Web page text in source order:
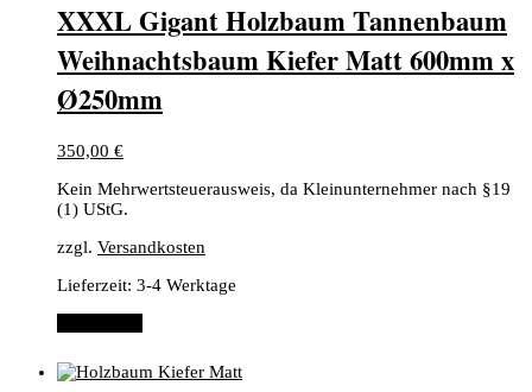
Die
Optionen
können
auf
XXXL Gigant Holzbaum Tannenbaum
Weihnachtsbaum Kiefer Matt 600mm x
Ø250mm
350,00 €
Kein Mehrwertsteuerausweis, da Kleinunternehmer nach §19
(1) UStG.
zzgl. Versandkosten
Lieferzeit: 3-4 Werktage